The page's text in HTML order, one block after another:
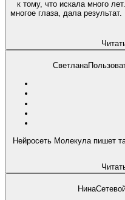
к тому, что искала много лет. Это
многое глаза, дала
Светлана
Нейросеть Молекула пишет
Нина